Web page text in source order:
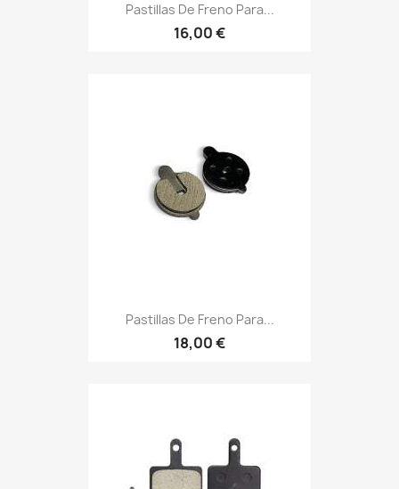
Pastillas De Freno Para...
16,00 €
Pastillas De Freno Para...
18,00 €